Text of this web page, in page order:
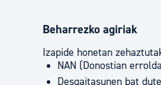
Beharrezko agiriak
Izapide honetan
NAN (Donostian
Desgaitasunen bat